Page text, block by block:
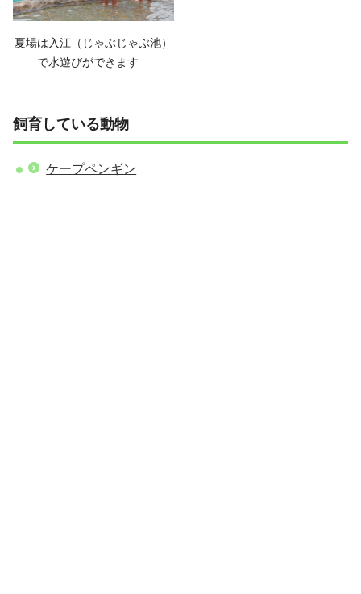
夏場は入江（じゃぶじゃぶ池）
で水遊びができます
飼育している動物
ケープペンギン